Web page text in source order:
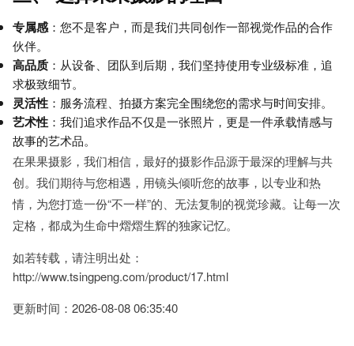
专属感 ：您不是客户，而是我们共同创作一部视觉作品的合作
伙伴。
高品质 ：从设备、团队到后期，我们坚持使用专业级标准，追
求极致细节。
灵活性 ：服务流程、拍摄方案完全围绕您的需求与时间安排。
艺术性 ：我们追求作品不仅是一张照片，更是一件承载情感与
故事的艺术品。
在果果摄影，我们相信，最好的摄影作品源于最深的理解与共
创。我们期待与您相遇，用镜头倾听您的故事，以专业和热
情，为您打造一份“不一样”的、无法复制的视觉珍藏。让每一次
定格，都成为生命中熠熠生辉的独家记忆。
如若转载，请注明出处：
http://www.tsingpeng.com/product/17.html
更新时间：2026-08-08 06:35:40